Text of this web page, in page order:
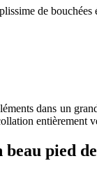
de bouchées
dans un
entièrement
pied